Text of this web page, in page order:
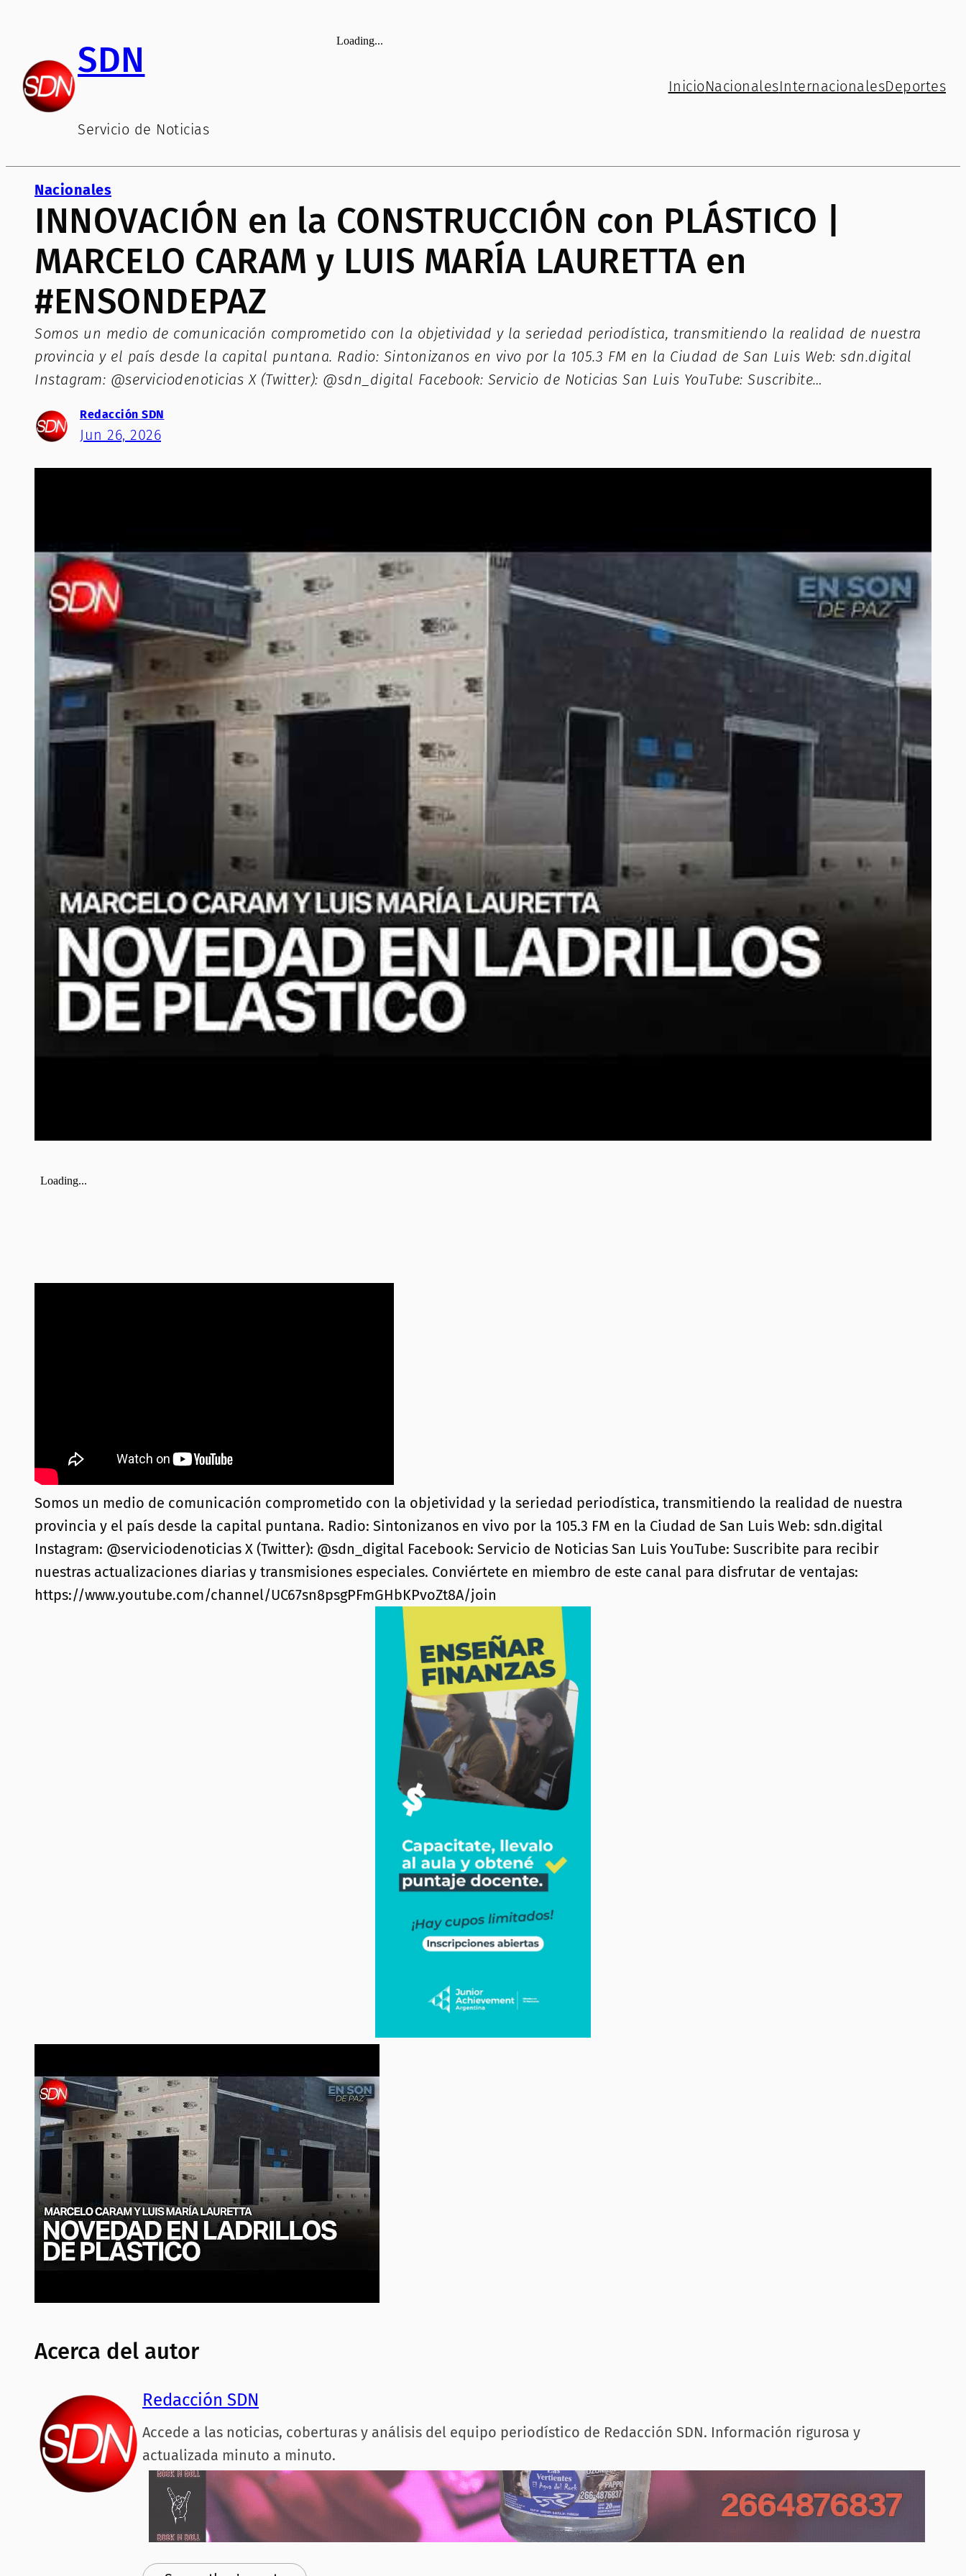
contenido
SDN
Servicio de Noticias
InicioNacionalesInternacionalesDeportes
Nacionales
INNOVACIÓN en la CONSTRUCCIÓN con PLÁSTICO |
MARCELO CARAM y LUIS MARÍA LAURETTA en
#ENSONDEPAZ
Somos un medio de comunicación comprometido con la objetividad y la seriedad periodística, transmitiendo la realidad de nuestra
provincia y el país desde la capital puntana. Radio: Sintonizanos en vivo por la 105.3 FM en la Ciudad de San Luis Web: sdn.digital
Instagram: @serviciodenoticias X (Twitter): @sdn_digital Facebook: Servicio de Noticias San Luis YouTube: Suscribite…
Redacción SDN
Jun 26, 2026
Somos un medio de comunicación comprometido con la objetividad y la seriedad periodística, transmitiendo la realidad de nuestra
provincia y el país desde la capital puntana. Radio: Sintonizanos en vivo por la 105.3 FM en la Ciudad de San Luis Web: sdn.digital
Instagram: @serviciodenoticias X (Twitter): @sdn_digital Facebook: Servicio de Noticias San Luis YouTube: Suscribite para recibir
nuestras actualizaciones diarias y transmisiones especiales. Conviértete en miembro de este canal para disfrutar de ventajas:
https://www.youtube.com/channel/UC67sn8psgPFmGHbKPvoZt8A/join
Acerca del autor
Redacción SDN
Accede a las noticias, coberturas y análisis del equipo periodístico de Redacción SDN. Información rigurosa y
actualizada minuto a minuto.